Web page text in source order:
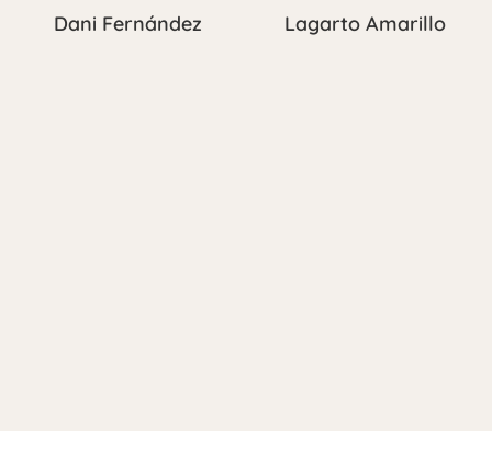
Dani Fernández Lagarto Amarillo